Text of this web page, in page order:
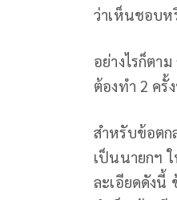
ว่าเห็นชอบห
อย่างไรก็ตา
ต้องทำ 2 ครั้
สำหรับข้อต
เป็นนายกฯ
ละเอียดดังนี้